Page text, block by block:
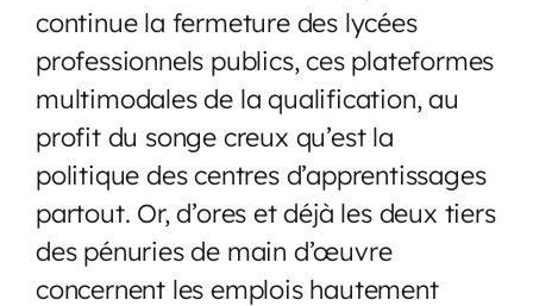
continue la fermeture des lycées
professionnels publics, ces plateformes
multimodales de la qualification, au
profit du songe creux qu’est la
politique des centres d’apprentissages
partout. Or, d’ores et déjà les deux tiers
des pénuries de main d’œuvre
concernent les emplois hautement